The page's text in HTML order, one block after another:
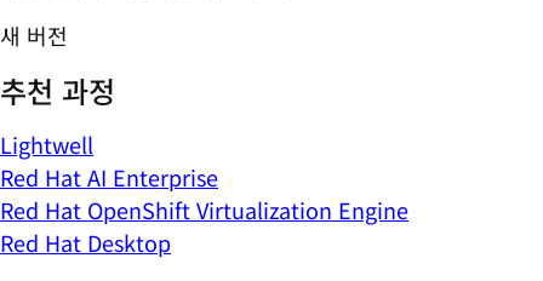
새 버전
추천 과정
Lightwell
Red Hat AI Enterprise
Red Hat OpenShift Virtualization Engine
Red Hat Desktop